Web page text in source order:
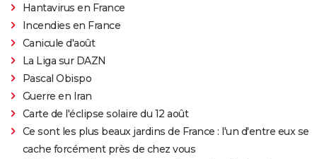
Hantavirus en France
Incendies en France
Canicule d'août
La Liga sur DAZN
Pascal Obispo
Guerre en Iran
Carte de l'éclipse solaire du 12 août
Ce sont les plus beaux jardins de France : l'un d'entre eux se
cache forcément près de chez vous